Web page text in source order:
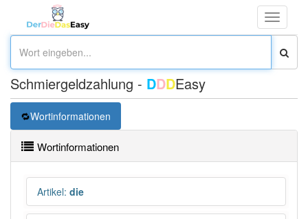
Toggle
Schmiergeldzahlung - DDDEasy
Wortinformationen
Wortinformationen
Artikel: die